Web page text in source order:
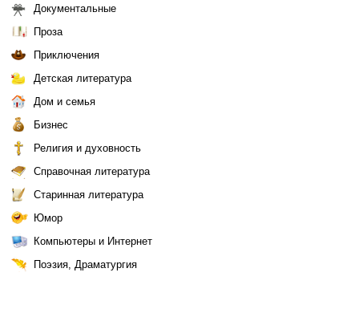
Документальные
Проза
Приключения
Детская литература
Дом и семья
Бизнес
Религия и духовность
Справочная литература
Старинная литература
Юмор
Компьютеры и Интернет
Поэзия, Драматургия